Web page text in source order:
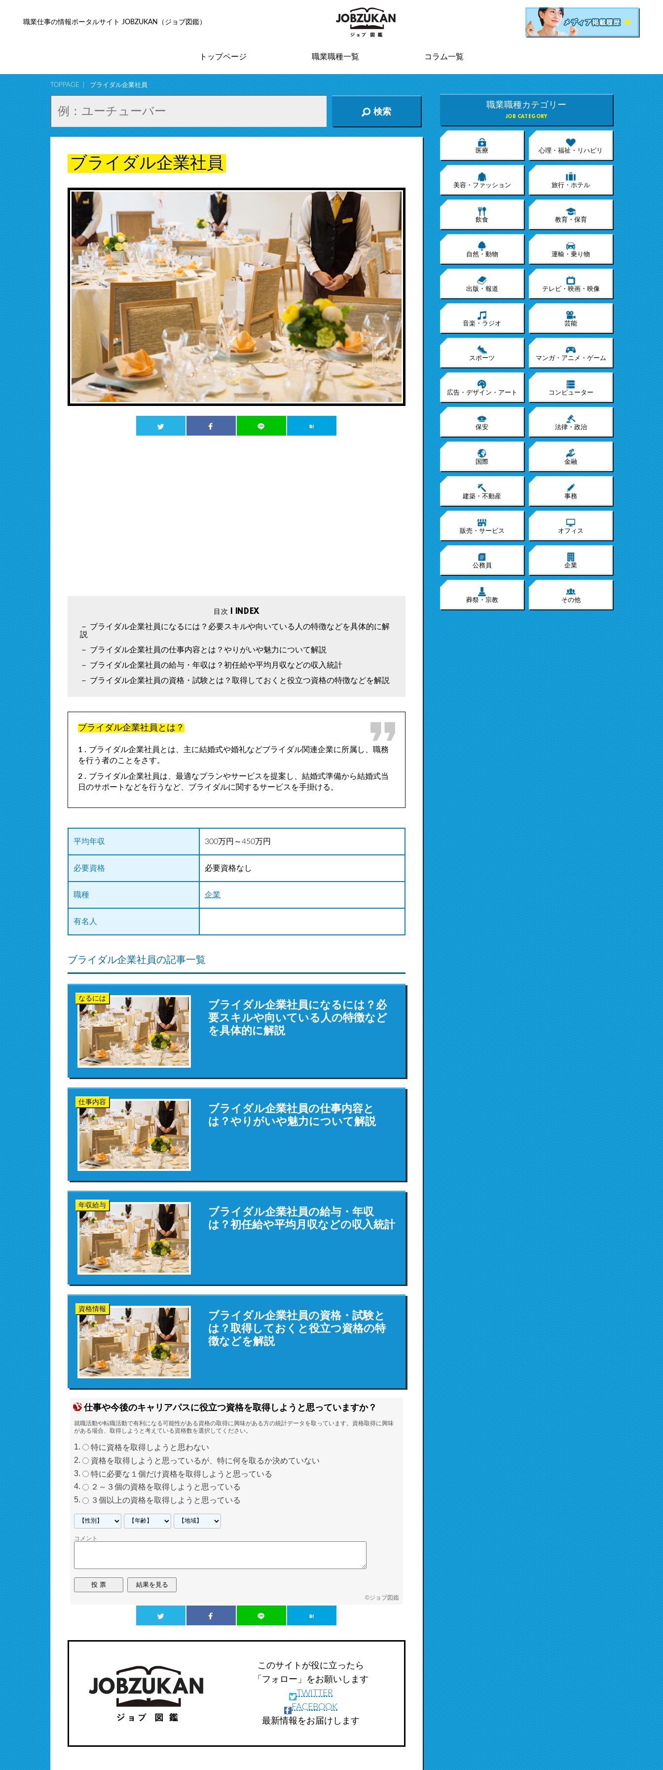
職業仕事の情報ポータルサイト JOBZUKAN（ジョブ図鑑）
トップページ 職業職種一覧 コラム一覧
TOPPAGE ブライダル企業社員
検索
ブライダル企業社員
ブライダル企業社員になるには？必要スキルや向いている人の特徴などを具体的に解
説
ブライダル企業社員の仕事内容とは？やりがいや魅力について解説
ブライダル企業社員の給与・年収は？初任給や平均月収などの収入統計
ブライダル企業社員の資格・試験とは？取得しておくと役立つ資格の特徴などを解説
ブライダル企業社員とは？
ブライダル企業社員とは、主に結婚式や婚礼などブライダル関連企業に所属し、職務
を行う者のことをさす。
ブライダル企業社員は、最適なプランやサービスを提案し、結婚式準備から結婚式当
日のサポートなどを行うなど、ブライダルに関するサービスを手掛ける。
平均年収 300万円～450万円
必要資格 必要資格なし
職種 企業
有名人
ブライダル企業社員の記事一覧
なるには
ブライダル企業社員になるには？必
要スキルや向いている人の特徴など
を具体的に解説
仕事内容
ブライダル企業社員の仕事内容と
は？やりがいや魅力について解説
年収給与
ブライダル企業社員の給与・年収
は？初任給や平均月収などの収入統計
資格情報
ブライダル企業社員の資格・試験と
は？取得しておくと役立つ資格の特
徴などを解説
仕事や今後のキャリアパスに役立つ資格を取得しようと思っていますか？
就職活動や転職活動で有利になる可能性がある資格の取得に興味がある方の統計データを取っています。資格取得に興味
がある場合、取得しようと考えている資格数を選択してください。
特に資格を取得しようと思わない
資格を取得しようと思っているが、特に何を取るか決めていない
特に必要な１個だけ資格を取得しようと思っている
２～３個の資格を取得しようと思っている
３個以上の資格を取得しようと思っている
コメント
©ジョブ図鑑
このサイトが役に立ったら
「フォロー」をお願いします
TWITTER
FACEBOOK
最新情報をお届けします
職業職種カテゴリー
JOB CATEGORY
医療 心理・福祉・リハビリ
美容・ファッション 旅行・ホテル
飲食 教育・保育
自然・動物 運輸・乗り物
出版・報道 テレビ・映画・映像
音楽・ラジオ 芸能
スポーツ マンガ・アニメ・ゲーム
広告・デザイン・アート コンピューター
保安 法律・政治
国際 金融
建築・不動産 事務
販売・サービス オフィス
公務員 企業
葬祭・宗教 その他